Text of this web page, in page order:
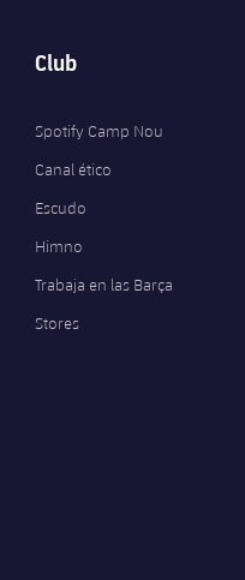
Club
Spotify Camp Nou
Canal ético
Escudo
Himno
Trabaja en las Barça
Stores